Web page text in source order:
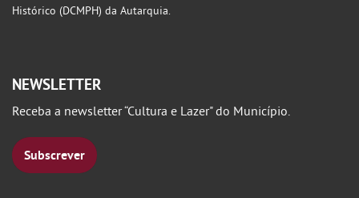
Histórico (DCMPH) da Autarquia.
NEWSLETTER
Receba a newsletter “Cultura e Lazer" do Município.
Subscrever